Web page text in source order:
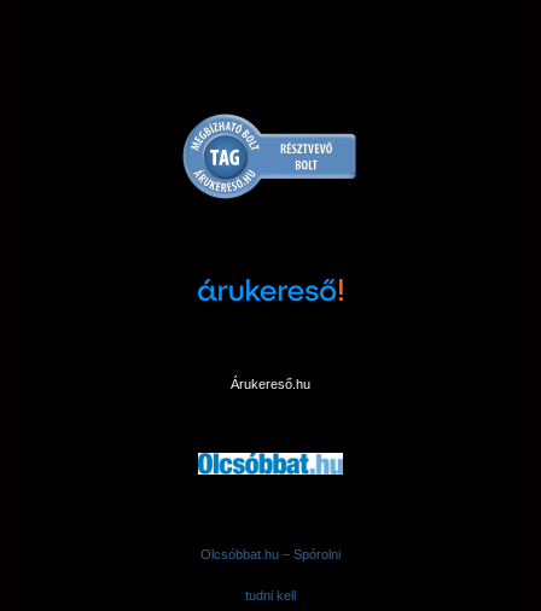
Árukereső.hu
Olcsóbbat.hu – Spórolni
tudni kell